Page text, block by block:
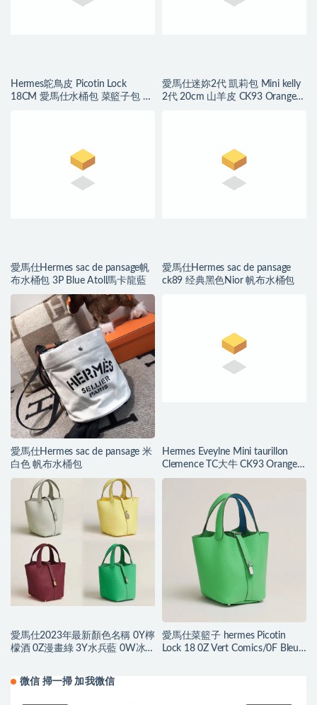
Hermes鴕鳥皮 Picotin Lock
18CM 愛馬仕水桶包 菜籃子包 南
愛馬仕迷妳2代 凱莉包 Mini kelly
2代 20cm 山羊皮 CK93 Orange經
愛馬仕Hermes sac de pansage帆
布水桶包 3P Blue Atoll馬卡龍藍
愛馬仕Hermes sac de pansage
ck89 经典黑色Nior 帆布水桶包
愛馬仕Hermes sac de pansage 米
白色 帆布水桶包
Hermes Eveylne Mini taurillon
Clemence TC大牛 CK93 Orange
經典橙色
愛馬仕2023年最新顏色名稱 0Y檸
檬酒 0Z漫畫綠 3Y水兵藍 0W冰
愛馬仕菜籃子 hermes Picotin
Lock 18 0Z Vert Comics/0F Bleu
微信 掃一掃 加我微信